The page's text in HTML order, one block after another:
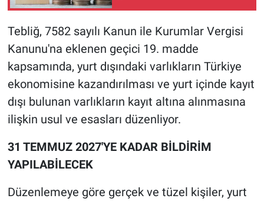
Tebliğ, 7582 sayılı Kanun ile Kurumlar Vergisi
Kanunu'na eklenen geçici 19. madde
kapsamında, yurt dışındaki varlıkların Türkiye
ekonomisine kazandırılması ve yurt içinde kayıt
dışı bulunan varlıkların kayıt altına alınmasına
ilişkin usul ve esasları düzenliyor.
31 TEMMUZ 2027'YE KADAR BİLDİRİM
YAPILABİLECEK
Düzenlemeye göre gerçek ve tüzel kişiler, yurt